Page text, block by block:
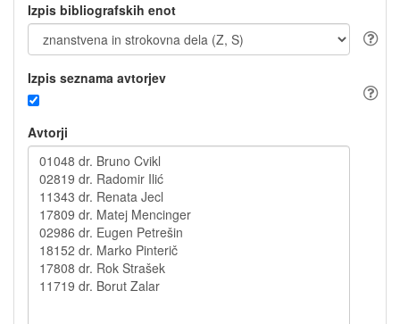
Izpis bibliografskih enot
Izpis seznama avtorjev
Avtorji